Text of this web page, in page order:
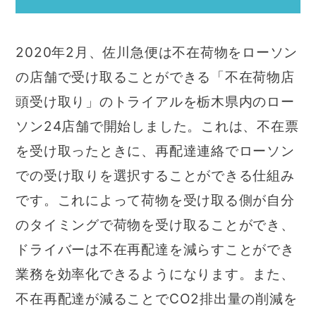
2020年2月、佐川急便は不在荷物をローソン
の店舗で受け取ることができる「不在荷物店
頭受け取り」のトライアルを栃木県内のロー
ソン24店舗で開始しました。これは、不在票
を受け取ったときに、再配達連絡でローソン
での受け取りを選択することができる仕組み
です。これによって荷物を受け取る側が自分
のタイミングで荷物を受け取ることができ、
ドライバーは不在再配達を減らすことができ
業務を効率化できるようになります。また、
不在再配達が減ることでCO2排出量の削減を